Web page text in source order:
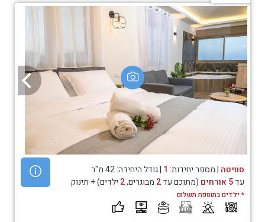
סוויטה | מספר יחידות: 1 | גודל היחידה: 42 מ"ר
עד5 אורחים (מתוכם עד2 מבוגרים,2 ילדים) + תינוק
* ילדים בתוספת תשלום